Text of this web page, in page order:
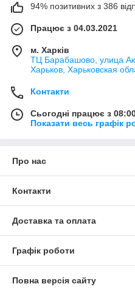
94% позитивних з 386
Працює з 04.03.2021
м. Харків
ТЦ Барабашово, улица
Харьков, Харьковская
Контакти
Сьогодні працює з
Показати весь графік
Про нас
Контакти
Доставка та оплата
Графік роботи
Повна версія сайту